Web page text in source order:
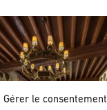
Gérer le consentement